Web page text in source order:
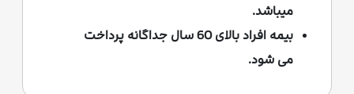
میباشد.
بیمه افراد بالای 60 سال جداگانه پرداخت
می شود.